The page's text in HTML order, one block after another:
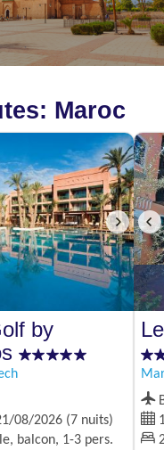
Maroc
by
08/2026 (7 nuits)
balcon, 1-3 pers.